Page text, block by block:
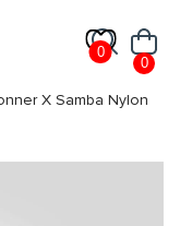
0
0
X Samba Nylon